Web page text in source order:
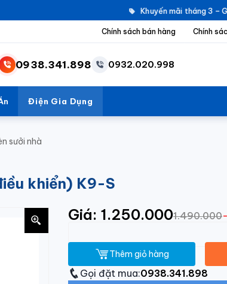
Khuyến mãi tháng 3 –
Chính sách bán hàng Chính
0938.341.898 0932.020.998
Điện Gia Dụng
sưởi nhà
khiển) K9-S
Giá: 1.250.0001.490.000
Thêm giỏ hàng
Gọi đặt mua:0938.341.898